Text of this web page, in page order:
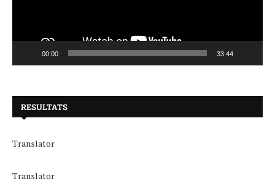
00:00 33:44
RESULTATS
Translator
Translator